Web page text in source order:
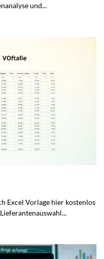
und...
Excel Vorlage hier kostenlos